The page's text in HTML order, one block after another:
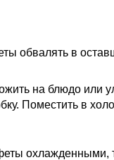
обвалять в
на блюдо или
Поместить в
охлажденными,